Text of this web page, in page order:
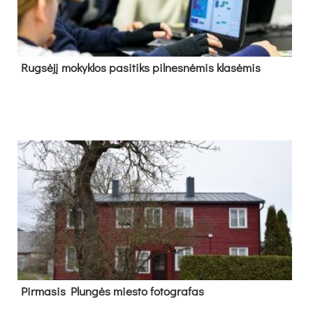
Rug­sė­jį mo­kyk­los pa­si­tiks pil­nes­nė­mis kla­sė­mis
Pir­ma­sis Plun­gės mies­to fo­tog­ra­fas